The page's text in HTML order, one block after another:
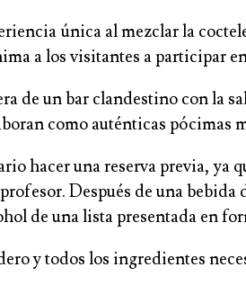
única al mezclar la
a los visitantes a participar
de un bar clandestino con
como auténticas pócimas
hacer una reserva previa,
Después de una
de una lista presentada en
y todos los ingredientes